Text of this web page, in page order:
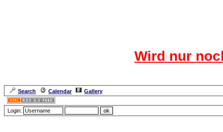
Wird nur
Search Calendar
Gallery
Login: